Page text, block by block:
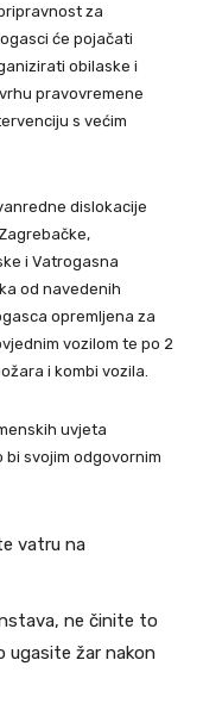
za
će pojačati
obilaske i
pravovremene
s većim
dislokacije
i Vatrogasna
od navedenih
opremljena za
vozilom te po 2
i kombi vozila.
uvjeta
svojim odgovornim
vatru na
ne činite to
ugasite žar nakon